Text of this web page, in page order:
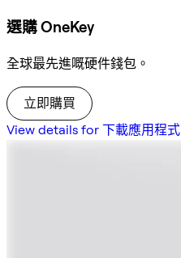
選購 OneKey
全球最先進嘅硬件錢包。
立即購買
View details for 下載應用程式